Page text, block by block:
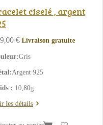
ciselé , argent
€ Livraison gratuite
Gris
Argent 925
: 10,80g
les détails